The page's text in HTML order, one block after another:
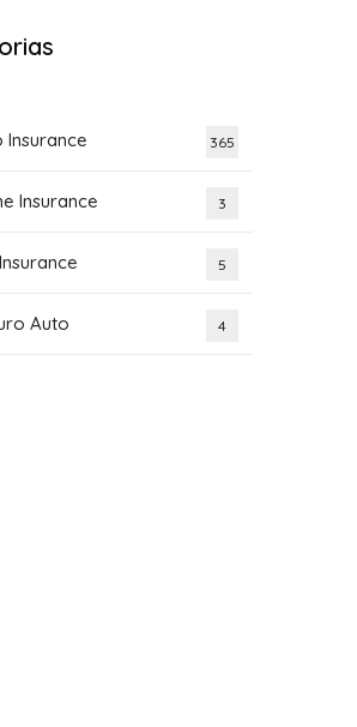
Insurance 365
Insurance 3
5
Auto 4